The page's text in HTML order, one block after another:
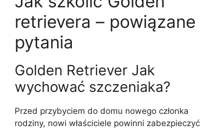
retrievera – powiązane
pytania
Golden Retriever Jak
wychować szczeniaka?
Przed przybyciem do domu nowego członka
rodziny, nowi właściciele powinni zabezpieczyć